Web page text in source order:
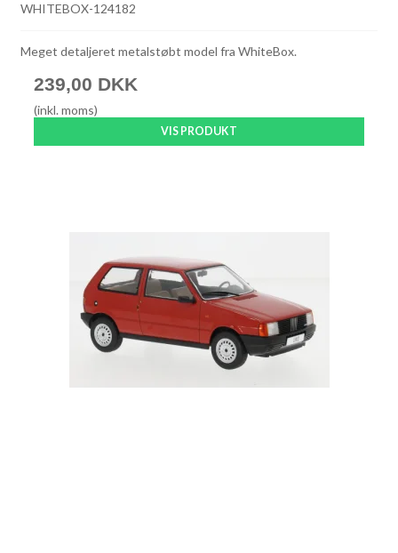
WHITEBOX-124182
Meget detaljeret metalstøbt model fra WhiteBox.
239,00 DKK
(inkl. moms)
VIS PRODUKT